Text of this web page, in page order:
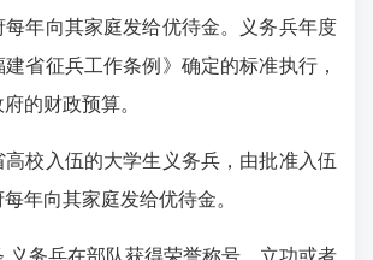
年向其家庭发给优待金。义务兵年度
省征兵工作条例》确定的标准执行，
的财政预算。
入伍的大学生义务兵，由批准入伍
年向其家庭发给优待金。
务兵在部队获得荣誉称号、立功或者